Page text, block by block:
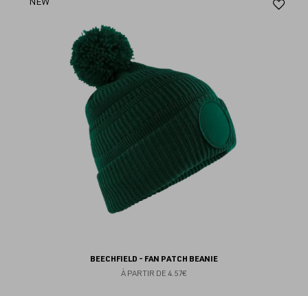
BEECHFIELD - FAN PATCH BEANIE
À PARTIR DE 4.57€